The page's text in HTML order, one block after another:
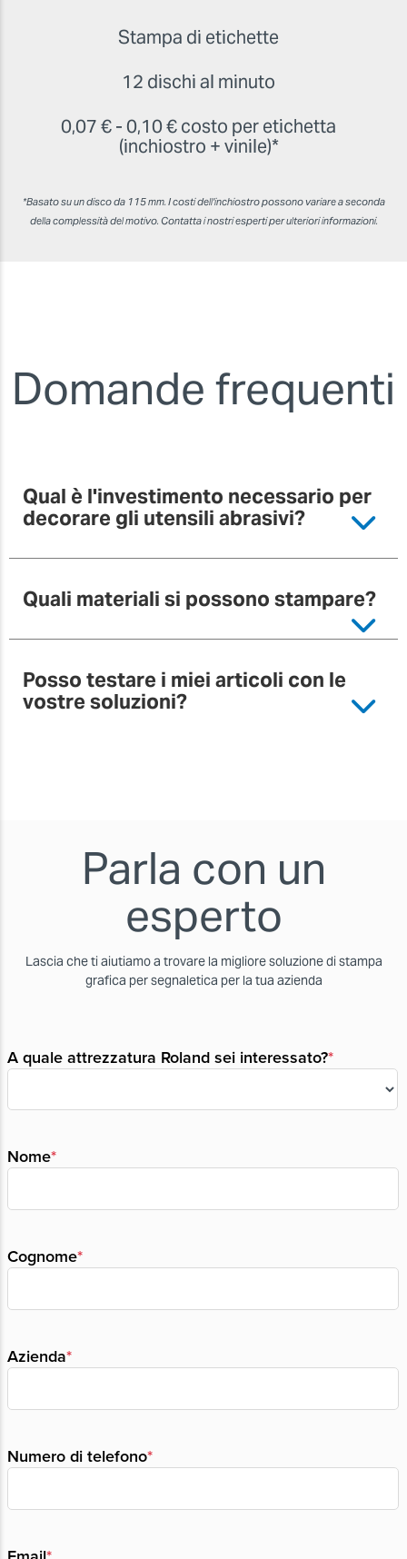
Stampa di etichette
12 dischi al minuto
0,07 € - 0,10 € costo per etichetta
(inchiostro + vinile)*
*Basato su un disco da 115 mm. I costi dell'inchiostro possono variare a seconda
della complessità del motivo. Contatta i nostri esperti per ulteriori informazioni.
Domande frequenti
Qual è l'investimento necessario per
decorare gli utensili abrasivi?
Quali materiali si possono stampare?
Posso testare i miei articoli con le
vostre soluzioni?
Parla con un
esperto
Lascia che ti aiutiamo a trovare la migliore soluzione di stampa
grafica per segnaletica per la tua azienda